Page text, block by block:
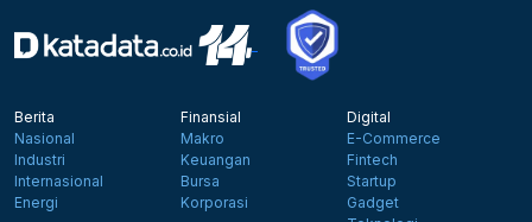
Berita
Nasional
Industri
Internasional
Energi
Finansial
Makro
Keuangan
Bursa
Korporasi
Digital
E-Commerce
Fintech
Startup
Gadget